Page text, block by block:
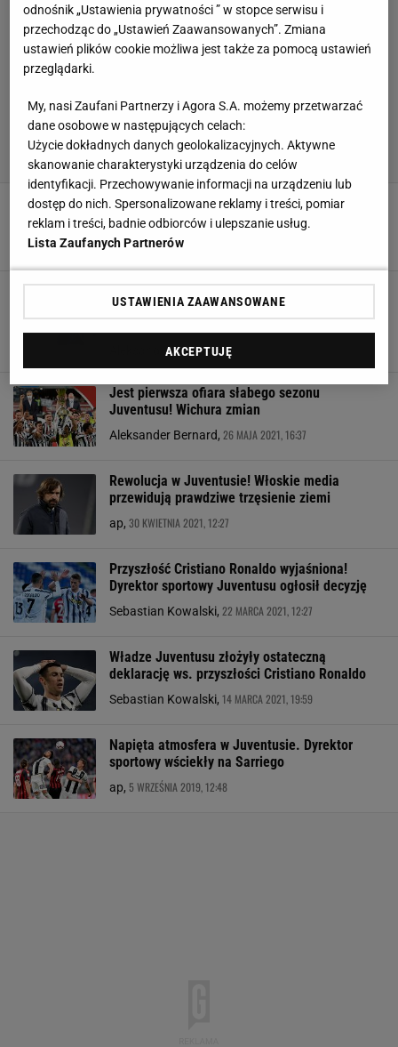
Tottenham był dogadany z nowym trenerem.
Wszystko się posypało. "Mam swoje zasady"
kf,23 WRZEŚNIA 2021, 17:41
Włoska rewolucja w Tottenhamie coraz bliżej.
Nie tylko Antonio Conte może trafić do
Londynu
Aleksander Bernard,2 CZERWCA 2021, 21:26
Jest pierwsza ofiara słabego sezonu
Juventusu! Wichura zmian
Aleksander Bernard, 26 MAJA 2021, 16:37
Rewolucja w Juventusie! Włoskie media
przewidują prawdziwe trzęsienie ziemi
ap, 30 KWIETNIA 2021, 12:27
Przyszłość Cristiano Ronaldo wyjaśniona!
Dyrektor sportowy Juventusu ogłosił decyzję
Sebastian Kowalski, 22 MARCA 2021, 12:27
Władze Juventusu złożyły ostateczną
deklarację ws. przyszłości Cristiano Ronaldo
Sebastian Kowalski, 14 MARCA 2021, 19:59
Napięta atmosfera w Juventusie. Dyrektor
sportowy wściekły na Sarriego
ap, 5 WRZEŚNIA 2019, 12:48
odnośnik „Ustawienia prywatności ” w stopce serwisu i
przechodząc do „Ustawień Zaawansowanych”. Zmiana
ustawień plików cookie możliwa jest także za pomocą ustawień
przeglądarki.
My, nasi Zaufani Partnerzy i Agora S.A. możemy przetwarzać
dane osobowe w następujących celach:
Użycie dokładnych danych geolokalizacyjnych. Aktywne
skanowanie charakterystyki urządzenia do celów
identyfikacji. Przechowywanie informacji na urządzeniu lub
dostęp do nich. Spersonalizowane reklamy i treści, pomiar
reklam i treści, badnie odbiorców i ulepszanie usług.
Lista Zaufanych Partnerów
USTAWIENIA ZAAWANSOWANE
AKCEPTUJĘ